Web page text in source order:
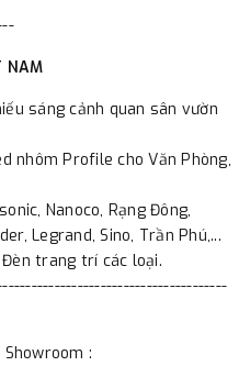
NAM
sáng cảnh quan sân vườn
nhôm Profile cho Văn Phòng,
Nanoco, Rạng Đông,
Legrand, Sino, Trần Phú,...
Đèn trang trí các loại.
: